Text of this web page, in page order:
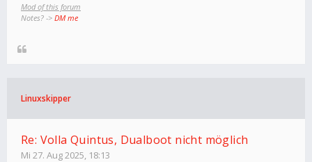
Mod of this forum
Notes? -> DM me
Linuxskipper
Re: Volla Quintus, Dualboot nicht möglich
Mi 27. Aug 2025, 18:13